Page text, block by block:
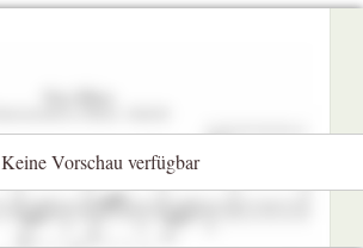
Keine Vorschau verfügbar